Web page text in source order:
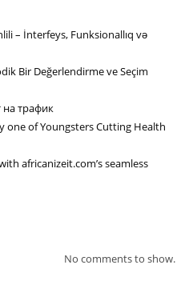
– İnterfeys, Funksionallıq və
Bir Değerlendirme ve Seçim
на трафик
one of Youngsters Cutting Health
africanizeit.com’s seamless
No comments to show.